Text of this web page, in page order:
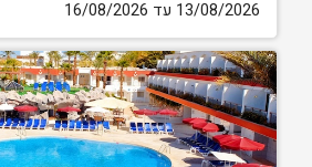
13/08/2026 עד 16/08/2026